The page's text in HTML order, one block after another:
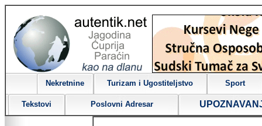
Nekretnine Turizam i Ugostiteljstvo Sport
Tekstovi Poslovni Adresar